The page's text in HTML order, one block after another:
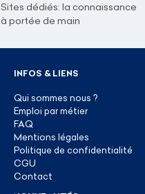
Sites dédiés: la connaissance
à portée de main
INFOS & LIENS
Qui sommes nous ?
Emploi par métier
FAQ
Mentions légales
Politique de confidentialité
CGU
Contact